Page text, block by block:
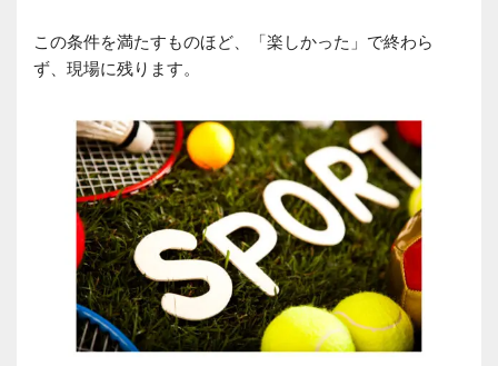
この条件を満たすものほど、「楽しかった」で終わら
ず、現場に残ります。